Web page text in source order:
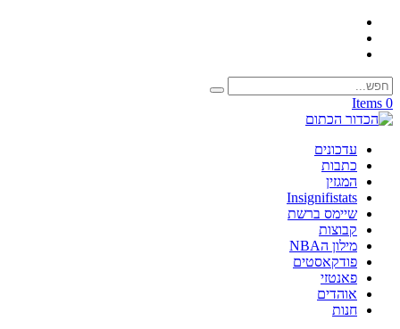
0 Items
עדכונים
כתבות
המגזין
Insignifistats
שיימס ברשת
קבוצות
מילון הNBA
פודקאסטים
פאנטזי
אוהדים
חנות